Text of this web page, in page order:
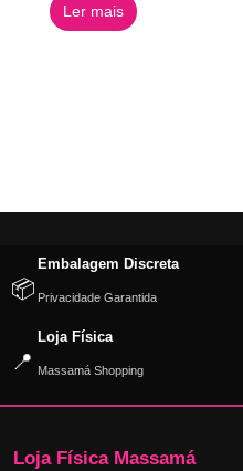
Ler mais
📦
Embalagem Discreta
Privacidade Garantida
📍
Loja Física
Massamá Shopping
Loja Física Massamá